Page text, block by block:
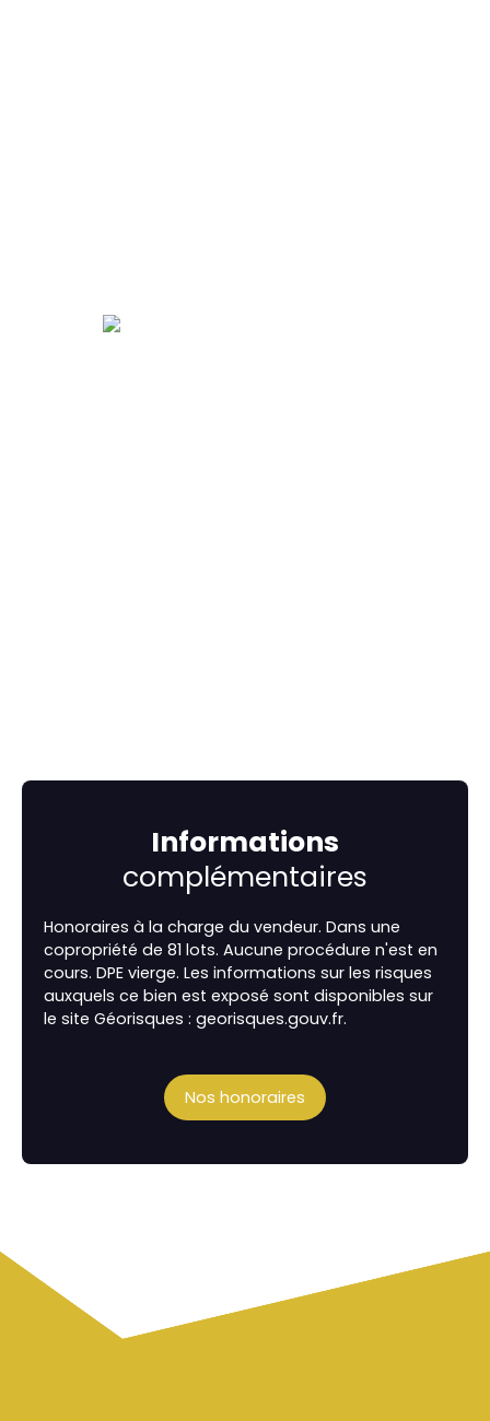
Informations
complémentaires
Honoraires à la charge du vendeur. Dans une
copropriété de 81 lots. Aucune procédure n'est en
cours. DPE vierge. Les informations sur les risques
auxquels ce bien est exposé sont disponibles sur
le site Géorisques : georisques.gouv.fr.
Nos honoraires